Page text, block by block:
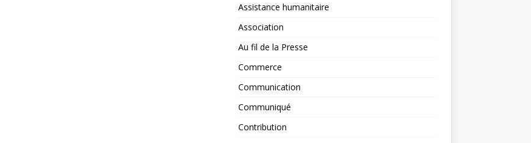
Assistance humanitaire
Association
Au fil de la Presse
Commerce
Communication
Communiqué
Contribution